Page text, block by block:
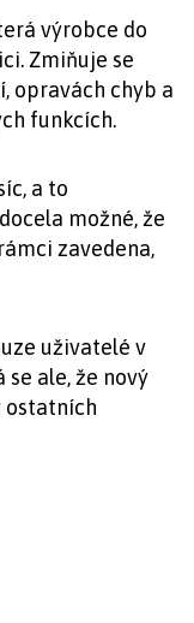
výrobce do
Zmiňuje se
opravách chyb a
funkcích.
a to
možné, že
zavedena,
uživatelé v
ale, že nový
ostatních